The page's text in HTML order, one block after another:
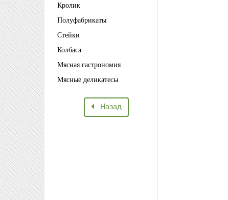
Кролик
Полуфабрикаты
Стейки
Колбаса
Мясная гастрономия
Мясные деликатесы
Назад